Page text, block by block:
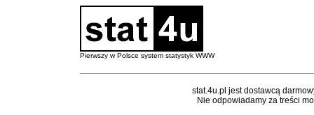
Pierwszy w Polsce system statystyk WWW
stat.4u.pl jest dostawcą
Nie odpowiadamy za treści